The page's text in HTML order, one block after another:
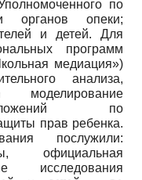
по
опеки;
и детей. Для
программ
медиация»)
анализа,
по
прав ребенка.
послужили:
официальная
исследования